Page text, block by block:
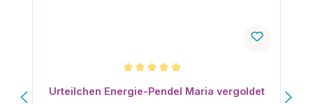
Urteilchen Energie-Pendel Maria vergoldet